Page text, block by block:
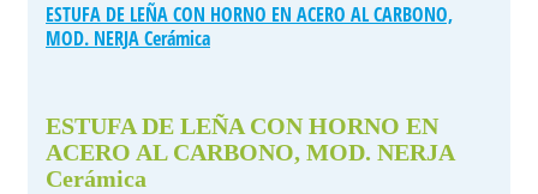
ESTUFA DE LEÑA CON HORNO EN ACERO AL CARBONO,
MOD. NERJA Cerámica
ESTUFA DE LEÑA CON HORNO EN
ACERO AL CARBONO, MOD. NERJA
Cerámica